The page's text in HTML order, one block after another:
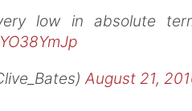
low in absolute
August 21,